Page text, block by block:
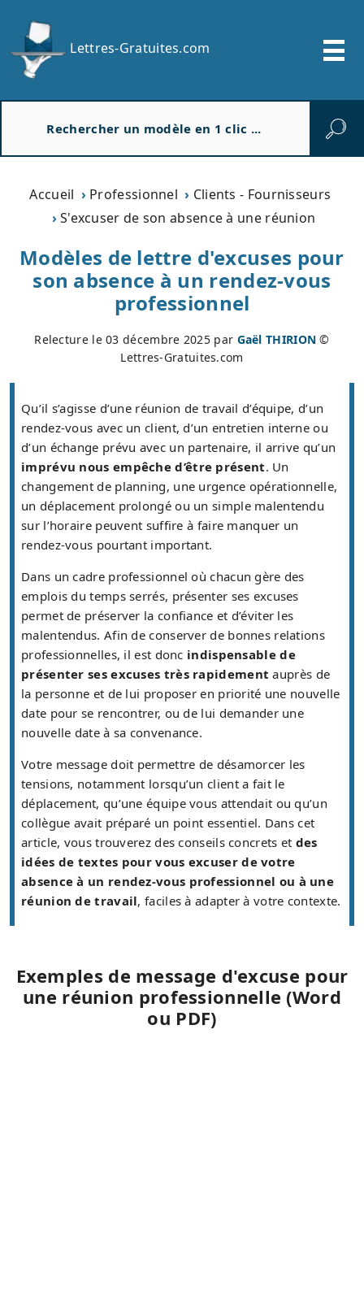
Lettres-Gratuites.com
Accueil Professionnel
Clients - Fournisseurs
S'excuser de son absence à une réunion
Modèles de lettre d'excuses pour
son absence à un rendez-vous
professionnel
Relecture le03 décembre 2025 par Gaël THIRION ©
Lettres-Gratuites.com
Qu’il s’agisse d’une réunion de travail d’équipe, d’un
rendez-vous avec un client, d’un entretien interne ou
d’un échange prévu avec un partenaire, il arrive qu’un
imprévu nous empêche d’être présent. Un
changement de planning, une urgence opérationnelle,
un déplacement prolongé ou un simple malentendu
sur l’horaire peuvent suffire à faire manquer un
rendez-vous pourtant important.
Dans un cadre professionnel où chacun gère des
emplois du temps serrés, présenter ses excuses
permet de préserver la confiance et d’éviter les
malentendus. Afin de conserver de bonnes relations
professionnelles, il est donc indispensable de
présenter ses excuses très rapidement auprès de
la personne et de lui proposer en priorité une nouvelle
date pour se rencontrer, ou de lui demander une
nouvelle date à sa convenance.
Votre message doit permettre de désamorcer les
tensions, notamment lorsqu’un client a fait le
déplacement, qu’une équipe vous attendait ou qu’un
collègue avait préparé un point essentiel. Dans cet
article, vous trouverez des conseils concrets et des
idées de textes pour vous excuser de votre
absence à un rendez-vous professionnel ou à une
réunion de travail, faciles à adapter à votre contexte.
Exemples de message d'excuse pour
une réunion professionnelle (Word
ou PDF)